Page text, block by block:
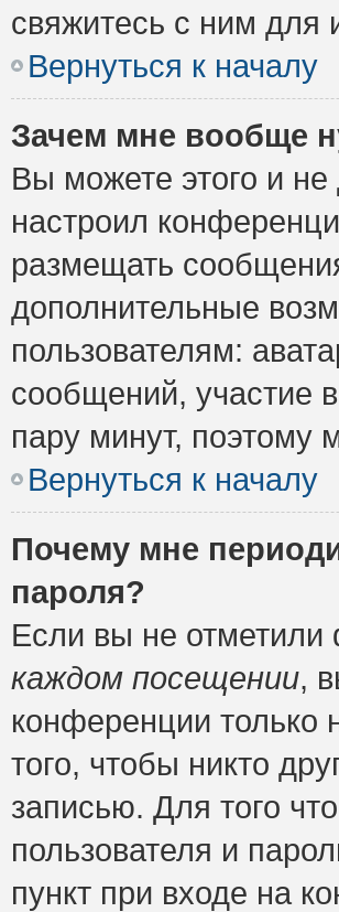
свяжитесь с ним для
Вернуться к началу
Зачем мне вообще
Вы можете этого и не
настроил
размещать
дополнительные
пользователям:
сообщений, участие
пару минут, поэтому
Вернуться к началу
Почему мне
пароля?
Если вы не
каждом посещении,
конференции только
того, чтобы никто
записью. Для того
пользователя и
пункт при входе на